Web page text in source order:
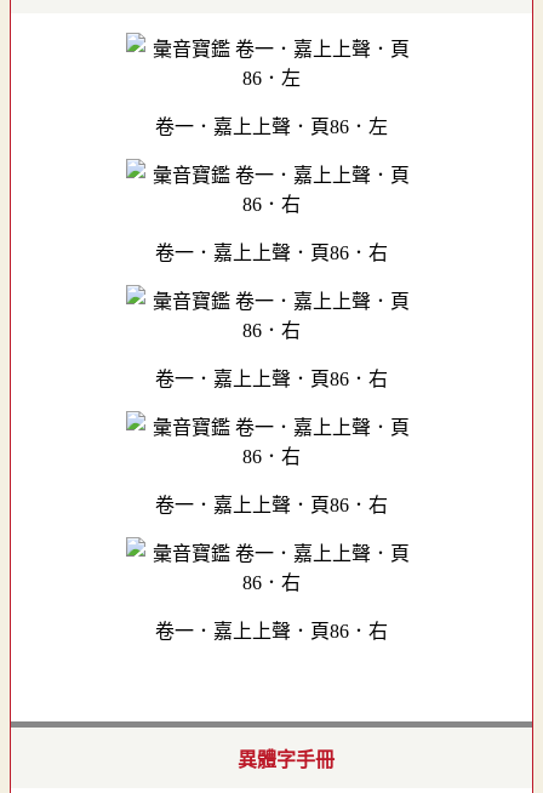
卷一．嘉上上聲．頁86．左
卷一．嘉上上聲．頁86．右
卷一．嘉上上聲．頁86．右
卷一．嘉上上聲．頁86．右
卷一．嘉上上聲．頁86．右
異體字手冊